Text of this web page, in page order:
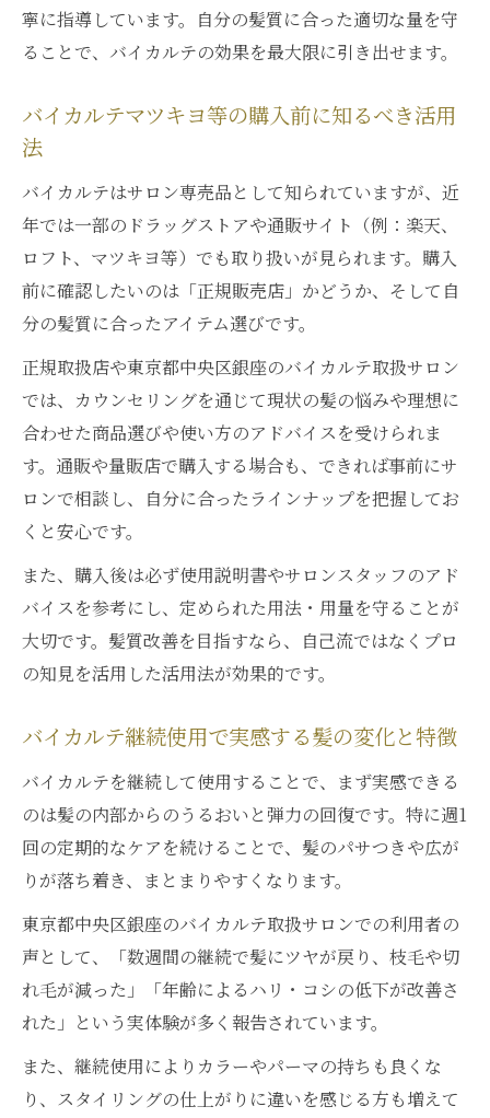
寧に指導しています。自分の髪質に合った適切な量を守
ることで、バイカルテの効果を最大限に引き出せます。
バイカルテマツキヨ等の購入前に知るべき活用
法
バイカルテはサロン専売品として知られていますが、近
年では一部のドラッグストアや通販サイト（例：楽天、
ロフト、マツキヨ等）でも取り扱いが見られます。購入
前に確認したいのは「正規販売店」かどうか、そして自
分の髪質に合ったアイテム選びです。
正規取扱店や東京都中央区銀座のバイカルテ取扱サロン
では、カウンセリングを通じて現状の髪の悩みや理想に
合わせた商品選びや使い方のアドバイスを受けられま
す。通販や量販店で購入する場合も、できれば事前にサ
ロンで相談し、自分に合ったラインナップを把握してお
くと安心です。
また、購入後は必ず使用説明書やサロンスタッフのアド
バイスを参考にし、定められた用法・用量を守ることが
大切です。髪質改善を目指すなら、自己流ではなくプロ
の知見を活用した活用法が効果的です。
バイカルテ継続使用で実感する髪の変化と特徴
バイカルテを継続して使用することで、まず実感できる
のは髪の内部からのうるおいと弾力の回復です。特に週1
回の定期的なケアを続けることで、髪のパサつきや広が
りが落ち着き、まとまりやすくなります。
東京都中央区銀座のバイカルテ取扱サロンでの利用者の
声として、「数週間の継続で髪にツヤが戻り、枝毛や切
れ毛が減った」「年齢によるハリ・コシの低下が改善さ
れた」という実体験が多く報告されています。
また、継続使用によりカラーやパーマの持ちも良くな
り、スタイリングの仕上がりに違いを感じる方も増えて